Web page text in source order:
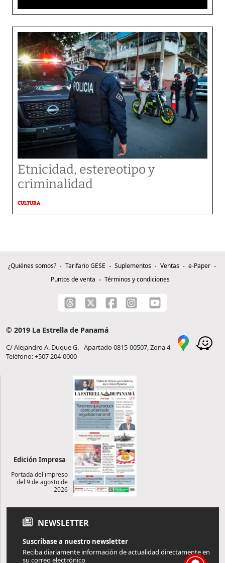
Etnicidad, estereotipo y
criminalidad
CULTURA
¿Quiénes somos? Tarifario GESE Suplementos Ventas
e-Paper
Puntos de venta
Términos y condiciones
© 2019 La Estrella de Panamá
C/ Alejandro A. Duque G. - Apartado 0815-00507, Zona 4
Teléfono: +507 204-0000
Edición Impresa
Portada del impreso
del 9 de agosto de
2026
NEWSLETTER
Suscríbase a nuestro newsletter
Reciba diariamente información de actualidad directamente en
su correo electrónico